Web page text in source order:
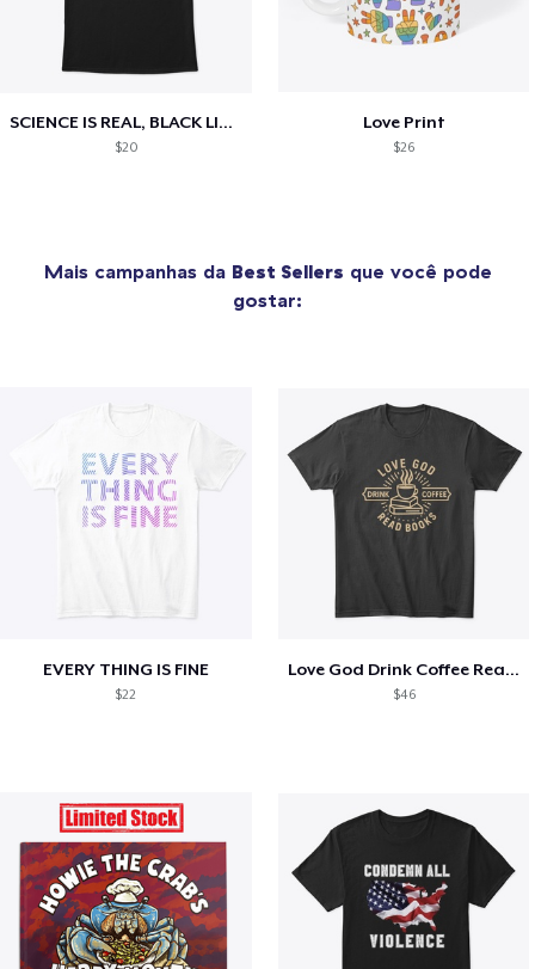
SCIENCE IS REAL, BLACK LIVES MATTER
$20
Love Print
$26
Mais campanhas da Best Sellers que você pode
gostar:
EVERY THING IS FINE
$22
Love God Drink Coffee Read Books
$46